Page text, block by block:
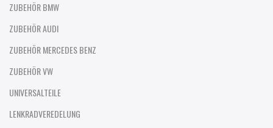
ZUBEHÖR BMW
ZUBEHÖR AUDI
ZUBEHÖR MERCEDES BENZ
ZUBEHÖR VW
UNIVERSALTEILE
LENKRADVEREDELUNG